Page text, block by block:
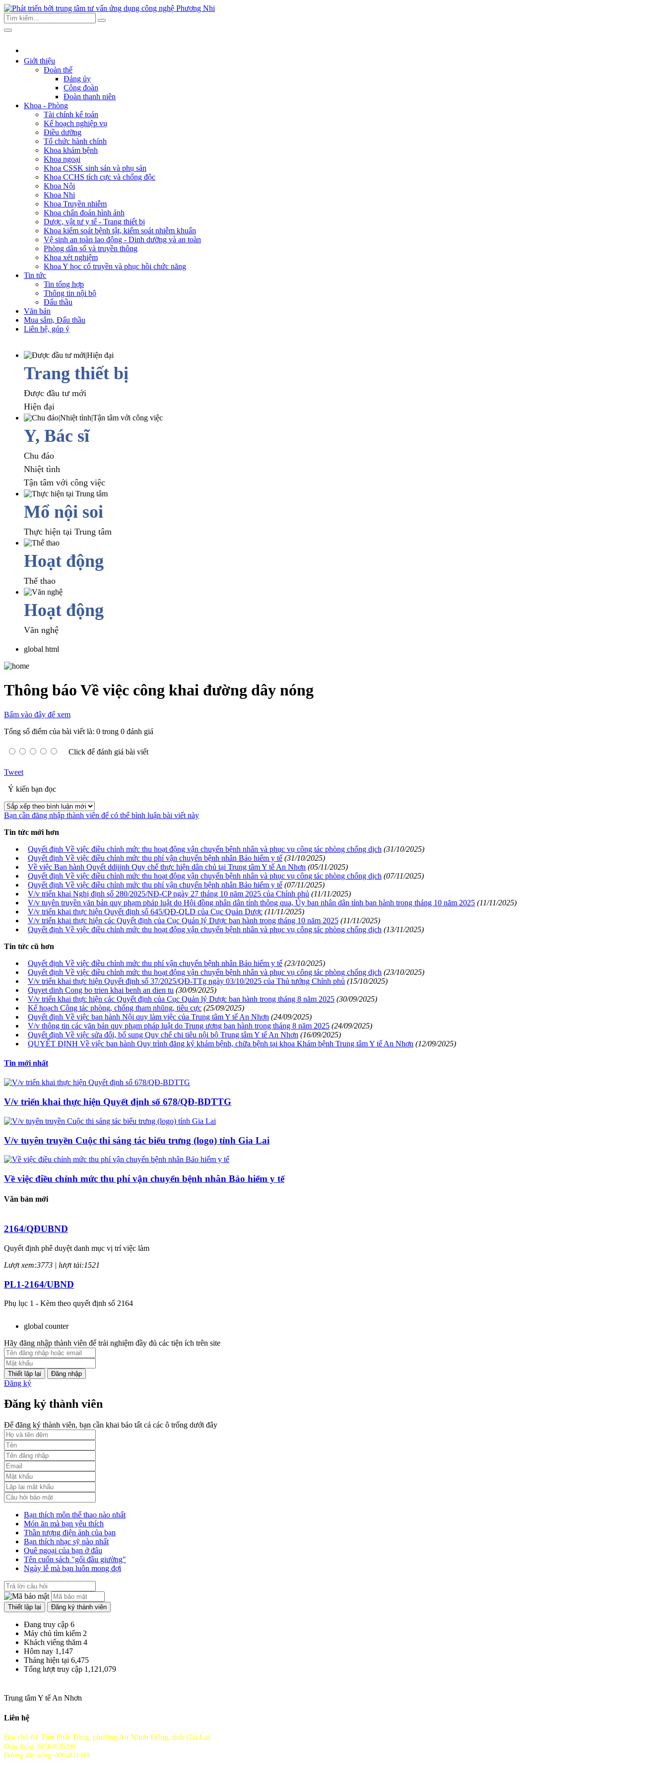
Giới thiệu
Đoàn thể
Đảng ủy
Công đoàn
Đoàn thanh niên
Khoa - Phòng
Tài chính kế toán
Kế hoạch nghiệp vụ
Điều dưỡng
Tổ chức hành chính
Khoa khám bệnh
Khoa ngoại
Khoa CSSK sinh sản và phụ sản
Khoa CCHS tích cực và chống độc
Khoa Nội
Khoa Nhi
Khoa Truyền nhiễm
Khoa chẩn đoán hình ảnh
Dược, vật tư y tế - Trang thiết bị
Khoa kiểm soát bệnh tật, kiểm soát nhiễm khuẩn
Vệ sinh an toàn lao động - Dinh dưỡng và an toàn
Phòng dân số và truyền thông
Khoa xét nghiệm
Khoa Y học cổ truyền và phục hồi chức năng
Tin tức
Tin tổng hợp
Thông tin nội bộ
Đấu thầu
Văn bản
Mua sắm, Đấu thầu
Liên hệ, góp ý
Trang thiết bị
Được đầu tư mới
Hiện đại
Y, Bác sĩ
Chu đáo
Nhiệt tình
Tận tâm với công việc
Mổ nội soi
Thực hiện tại Trung tâm
Hoạt động
Thể thao
Hoạt động
Văn nghệ
global html
Thông báo Về việc công khai đường dây nóng
Bấm vào đây để xem
Tổng số điểm của bài viết là: 0 trong 0 đánh giá
Click để đánh giá bài viết
Tweet
Ý kiến bạn đọc
Bạn cần đăng nhập thành viên để có thể bình luận bài viết này
Tin tức mới hơn
Quyết định Về việc điều chỉnh mức thu hoạt động vận chuyển bệnh nhân và phục vụ công tác phòng chống dịch (31/10/2025)
Quyết định Về việc điều chỉnh mức thu phí vận chuyển bệnh nhân Bảo hiểm y tế (31/10/2025)
Về việc Ban hành Quyết ddijjnh Quy chế thực hiện dân chủ tại Trung tâm Y tế An Nhơn (05/11/2025)
Quyết định Về việc điều chỉnh mức thu hoạt động vận chuyển bệnh nhân và phục vụ công tác phòng chống dịch (07/11/2025)
Quyết định Về việc điều chỉnh mức thu phí vận chuyển bệnh nhân Bảo hiểm y tế (07/11/2025)
V/v triển khai Nghị định số 280/2025/NĐ-CP ngày 27 tháng 10 năm 2025 của Chính phủ (11/11/2025)
V/v tuyên truyền văn bản quy phạm pháp luật do Hội đồng nhân dân tỉnh thông qua, Ủy ban nhân dân tỉnh ban hành trong tháng 10 năm 2025 (11/11/2025)
V/v triển khai thực hiện Quyết định số 645/QĐ-QLD của Cục Quản Dược (11/11/2025)
V/v triển khai thực hiện các Quyết định của Cục Quản lý Dược ban hành trong tháng 10 năm 2025 (11/11/2025)
Quyết định Về việc điều chỉnh mức thu hoạt động vận chuyển bệnh nhân và phục vụ công tác phòng chống dịch (13/11/2025)
Tin tức cũ hơn
Quyết định Về việc điều chỉnh mức thu phí vận chuyển bệnh nhân Bảo hiểm y tế (23/10/2025)
Quyết định Về việc điều chỉnh mức thu hoạt động vận chuyển bệnh nhân và phục vụ công tác phòng chống dịch (23/10/2025)
V/v triển khai thực hiện Quyết định số 37/2025/QĐ-TTg ngày 03/10/2025 của Thủ tướng Chính phủ (15/10/2025)
Quyet dinh Cong bo trien khai benh an dien tu (30/09/2025)
V/v triển khai thực hiện các Quyết định của Cục Quản lý Dược ban hành trong tháng 8 năm 2025 (30/09/2025)
Kế hoạch Công tác phòng, chống tham nhũng, tiêu cực (25/09/2025)
Quyết định Về việc ban hành Nội quy làm việc của Trung tâm Y tế An Nhơn (24/09/2025)
V/v thông tin các văn bản quy phạm pháp luật do Trung ương ban hành trong tháng 8 năm 2025 (24/09/2025)
Quyết định Về việc sửa đổi, bổ sung Quy chế chi tiêu nội bộ Trung tâm Y tế An Nhơn (16/09/2025)
QUYẾT ĐỊNH Về việc ban hành Quy trình đăng ký khám bệnh, chữa bệnh tại khoa Khám bệnh Trung tâm Y tế An Nhơn (12/09/2025)
Tin mới nhất
V/v triển khai thực hiện Quyết định số 678/QĐ-BDTTG
V/v tuyên truyền Cuộc thi sáng tác biểu trưng (logo) tỉnh Gia Lai
Về việc điều chỉnh mức thu phí vận chuyển bệnh nhân Bảo hiểm y tế
Văn bản mới
2164/QĐUBND
Quyết định phê duyệt danh mục vị trí việc làm
Lượt xem:3773 | lượt tải:1521
PL1-2164/UBND
Phụ lục 1 - Kèm theo quyết định số 2164
PL2-2164/UBND
Phụ lục 2 - Kèm theo quyết định số 2164
Lượt xem:1999 | lượt tải:1060
Lượt xem:2010 | lượt tải:1159
52/2019/QH14
Luật sửa đổi, bổ sung một số điều của luật cán bộ, công chức. luật công chức
Lượt xem:1784 | lượt tải:546
global counter
Hãy đăng nhập thành viên để trải nghiệm đầy đủ các tiện ích trên site
Đăng nhập
Đăng ký
Đăng ký thành viên
Để đăng ký thành viên, bạn cần khai báo tất cả các ô trống dưới đây
Bạn thích môn thể thao nào nhất
Món ăn mà bạn yêu thích
Thần tượng điện ảnh của bạn
Bạn thích nhạc sỹ nào nhất
Quê ngoại của bạn ở đâu
Tên cuốn sách "gối đầu giường"
Ngày lễ mà bạn luôn mong đợi
Đang truy cập 6
Máy chủ tìm kiếm 2
Khách viếng thăm 4
Hôm nay 1,147
Tháng hiện tại 6,475
Tổng lượt truy cập 1,121,079
Trung tâm Y tế An Nhơn
Liên hệ
Địa chỉ: 01 Tôn Thất Tùng, phường An Nhơn Đông, tỉnh Gia Lai
Điện thoại: 02563835296
Đường dây nóng: 0964831919